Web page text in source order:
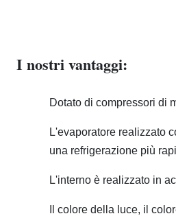
I nostri vantaggi:
Dotato di compressori di
L'evaporatore realizzato
una refrigerazione più
L'interno è realizzato in
Il colore della luce, il